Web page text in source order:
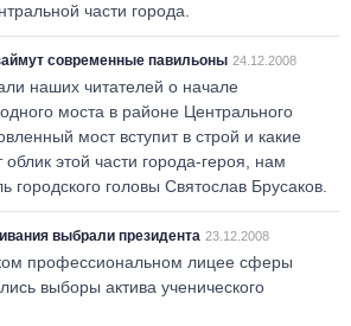
части города.
современные павильоны 24.12.2008
наших читателей о начале
моста в районе Центрального
мост вступит в строй и какие
этой части города-героя, нам
городского головы Святослав Брусаков.
выбрали президента 23.12.2008
профессиональном лицее сферы
выборы актива ученического